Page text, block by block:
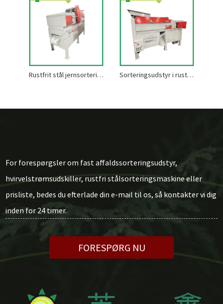
Rustfrit stål jernsorteringsmaskine Sorteringsudstyr i rustfrit stål
For forespørgsler om fast affaldssorteringsudstyr,
hvirvelstrømsudskiller, rustfri stålsorteringsmaskine eller
prisliste, bedes du efterlade din e-mail til os, så kontakter vi dig
inden for 24 timer.
FORESPØRG NU